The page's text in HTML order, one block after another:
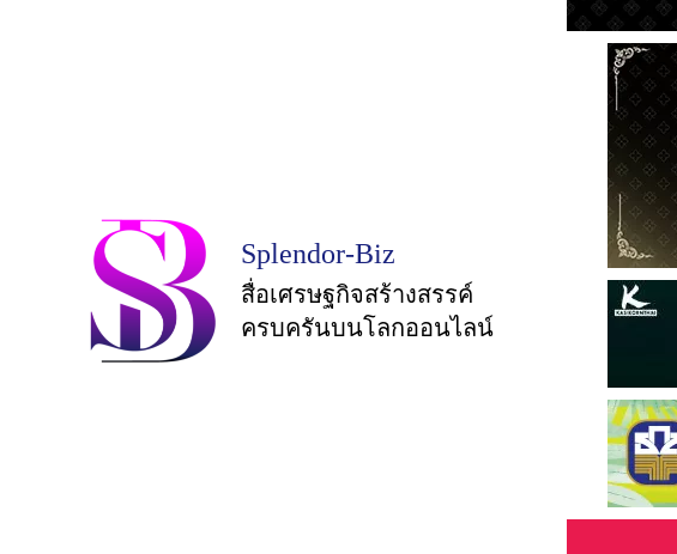
Splendor-Biz
สื่อเศรษฐกิจสร้างสรรค์
ครบครันบนโลกออนไลน์